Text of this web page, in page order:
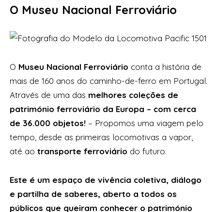
O Museu Nacional Ferroviário
O Museu Nacional Ferroviário conta a história de
mais de 160 anos do caminho-de-ferro em Portugal.
Através de uma das melhores coleções de
património ferroviário da Europa – com cerca
de 36.000 objetos! – Propomos uma viagem pelo
tempo, desde as primeiras locomotivas a vapor,
até ao transporte ferroviário do futuro.
Este é um espaço de vivência coletiva, diálogo
e partilha de saberes, aberto a todos os
públicos que queiram conhecer o património